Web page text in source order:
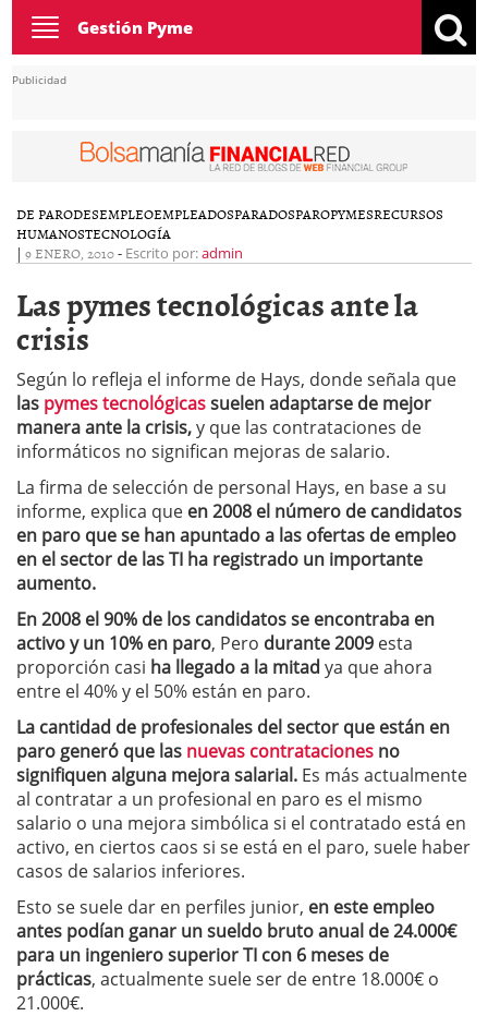
Toggle
navigation
Gestión Pyme
Publicidad
DE PARODESEMPLEOEMPLEADOSPARADOSPAROPYMESRECURSOS
HUMANOSTECNOLOGÍA
| 9 ENERO, 2010- Escrito por:admin
Las pymes tecnológicas ante la
crisis
Según lo refleja el informe de Hays, donde señala que
las pymes tecnológicassuelen adaptarse de mejor
manera ante la crisis,y que las contrataciones de
informáticos no significan mejoras de salario.
La firma de selección de personal Hays, en base a su
informe, explica que en 2008 el número de candidatos
en paro que se han apuntado a las ofertas de empleo
en el sector de las TI ha registrado un importante
aumento.
En 2008 el 90% de los candidatos se encontraba en
activo y un 10% en paro, Pero durante 2009 esta
proporción casi ha llegado a la mitad ya que ahora
entre el 40% y el 50% están en paro.
La cantidad de profesionales del sector que están en
paro generó que las nuevas contrataciones no
signifiquen alguna mejora salarial. Es más actualmente
al contratar a un profesional en paro es el mismo
salario o una mejora simbólica si el contratado está en
activo, en ciertos caos si se está en el paro, suele haber
casos de salarios inferiores.
Esto se suele dar en perfiles junior, en este empleo
antes podían ganar un sueldo bruto anual de 24.000€
para un ingeniero superior TI con 6 meses de
prácticas, actualmente suele ser de entre 18.000€ o
21.000€.